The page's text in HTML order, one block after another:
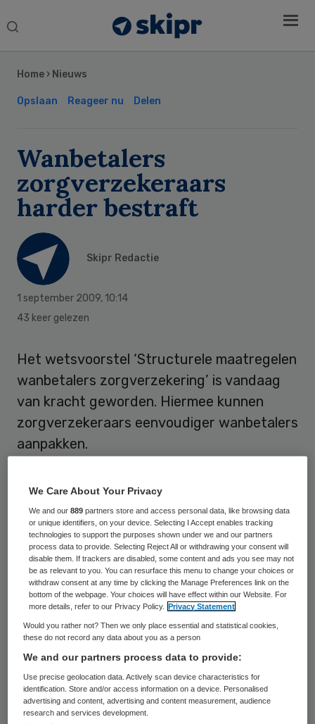
Search
Home › Nieuws
Opslaan Reageer nu Delen
Wanbetalers
zorgverzekeraars
harder bestraft
Skipr Redactie
1 september 2009, 10:14
43 keer gelezen
Het wetsvoorstel ‘Structurele maatregelen
wanbetalers zorgverzekering’ is vandaag
van kracht geworden. Hiermee kunnen
zorgverzekeraars eenvoudiger wanbetalers
aanpakken.
Bestuursrechtelijke premie
Met de invoering van de nieuwe regels,
riskeren mensen die zes maanden of meer
achterstand hebben bij het betalen van hun
zorgpremie, een boete in de vorm van een
bestuursrechtelijke premie. HetCollege
voor Zorgverzekeringen(CVZ) kan hen een
‘bestuursrechtelijke premie’ opleggen van
rond de 130 euro per maand, gemiddeld
dertig procent hoger dan de huidige premie.
De wanbetaler moet deze hogere premie
Sidebar
We Care About Your Privacy
We and our889 partners store and access personal data, like browsing data
or unique identifiers, on your device. Selecting I Accept enables tracking
technologies to support the purposes shown under we and our partners
process data to provide. Selecting Reject All or withdrawing your consent will
disable them. If trackers are disabled, some content and ads you see may not
be as relevant to you. You can resurface this menu to change your choices or
withdraw consent at any time by clicking the Manage Preferences link on the
bottom of the webpage. Your choices will have effect within our Website. For
more details, refer to our Privacy Policy.
Privacy Statement
Would you rather not? Then we only place essential and statistical cookies,
these do not record any data about you as a person
We and our partners process data to provide:
Use precise geolocation data. Actively scan device characteristics for
identification. Store and/or access information on a device. Personalised
advertising and content, advertising and content measurement, audience
research and services development.